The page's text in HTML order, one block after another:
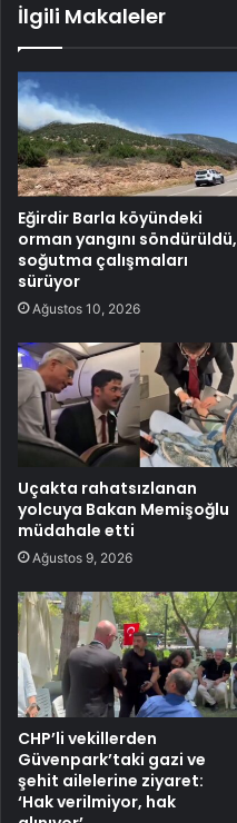
İlgili Makaleler
Eğirdir Barla köyündeki
orman yangını söndürüldü,
soğutma çalışmaları
sürüyor
Ağustos 10, 2026
Uçakta rahatsızlanan
yolcuya Bakan Memişoğlu
müdahale etti
Ağustos 9, 2026
CHP’li vekillerden
Güvenpark’taki gazi ve
şehit ailelerine ziyaret:
‘Hak verilmiyor, hak